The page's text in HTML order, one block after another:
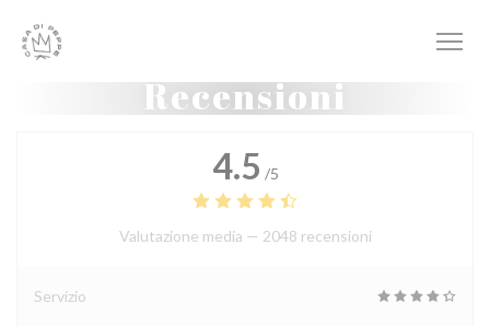
Recensioni
4.5 /5
Valutazione media — 2048 recensioni
Servizio